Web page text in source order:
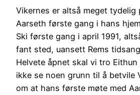
Vikernes er altså meget tydelig
Aarseth første gang i hans
Ski første gang i april 1991,
fant sted, uansett Rems
Helvete åpnet skal vi tro
ikke se noen grunn til å betvile
om at hans første møte med